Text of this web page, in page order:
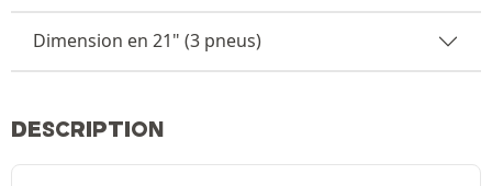
Dimension en 21" (3 pneus)
DESCRIPTION